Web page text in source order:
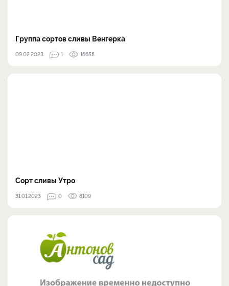
Группа сортов сливы Венгерка
09.02.2023 1 16658
Сорт сливы Утро
31.01.2023 0 8109